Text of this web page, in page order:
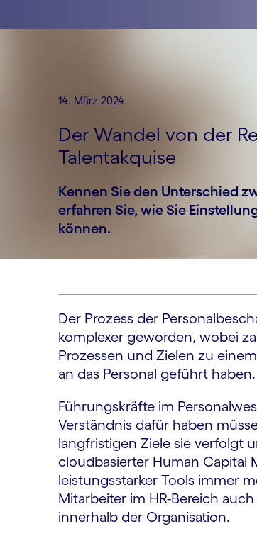
14. März 2024
Der Wandel von der
Talentakquise
Kennen Sie den Unterschied
erfahren Sie, wie Sie
können.
Der Prozess der
komplexer geworden, wobei
Prozessen und Zielen zu
an das Personal geführt haben.
Führungskräfte im
Verständnis dafür haben
langfristigen Ziele sie verfolgt
cloudbasierter Human Capital
leistungsstarker Tools immer
Mitarbeiter im HR-Bereich
innerhalb der Organisation.